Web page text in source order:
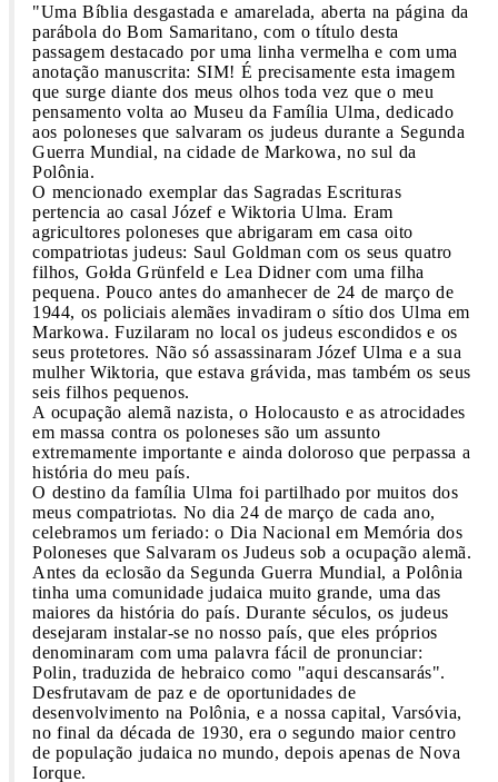
"Uma Bíblia desgastada e amarelada, aberta na página da
parábola do Bom Samaritano, com o título desta
passagem destacado por uma linha vermelha e com uma
anotação manuscrita: SIM! É precisamente esta imagem
que surge diante dos meus olhos toda vez que o meu
pensamento volta ao Museu da Família Ulma, dedicado
aos poloneses que salvaram os judeus durante a Segunda
Guerra Mundial, na cidade de Markowa, no sul da
Polônia.
O mencionado exemplar das Sagradas Escrituras
pertencia ao casal Józef e Wiktoria Ulma. Eram
agricultores poloneses que abrigaram em casa oito
compatriotas judeus: Saul Goldman com os seus quatro
filhos, Gołda Grünfeld e Lea Didner com uma filha
pequena. Pouco antes do amanhecer de 24 de março de
1944, os policiais alemães invadiram o sítio dos Ulma em
Markowa. Fuzilaram no local os judeus escondidos e os
seus protetores. Não só assassinaram Józef Ulma e a sua
mulher Wiktoria, que estava grávida, mas também os seus
seis filhos pequenos.
A ocupação alemã nazista, o Holocausto e as atrocidades
em massa contra os poloneses são um assunto
extremamente importante e ainda doloroso que perpassa a
história do meu país.
O destino da família Ulma foi partilhado por muitos dos
meus compatriotas. No dia 24 de março de cada ano,
celebramos um feriado: o Dia Nacional em Memória dos
Poloneses que Salvaram os Judeus sob a ocupação alemã.
Antes da eclosão da Segunda Guerra Mundial, a Polônia
tinha uma comunidade judaica muito grande, uma das
maiores da história do país. Durante séculos, os judeus
desejaram instalar-se no nosso país, que eles próprios
denominaram com uma palavra fácil de pronunciar:
Polin, traduzida de hebraico como "aqui descansarás".
Desfrutavam de paz e de oportunidades de
desenvolvimento na Polônia, e a nossa capital, Varsóvia,
no final da década de 1930, era o segundo maior centro
de população judaica no mundo, depois apenas de Nova
Iorque.